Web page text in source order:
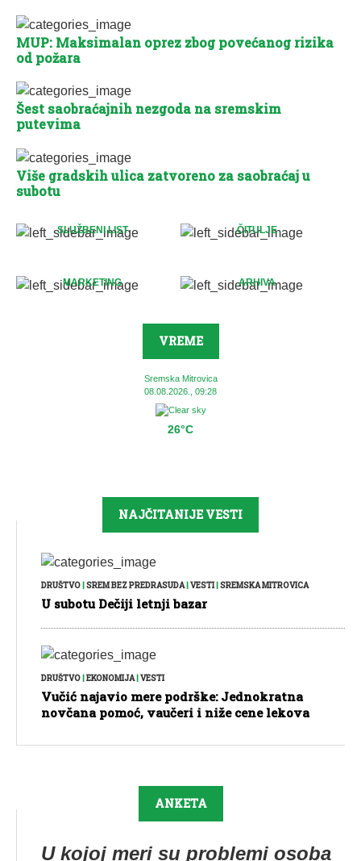
SLUŽBENI LIST ČITULJE
MARKETING ARHIVA
VREME
Sremska Mitrovica
08.08.2026., 09:28
26°C
MUP: Maksimalan oprez zbog povećanog rizika
od požara
Šest saobraćajnih nezgoda na sremskim
putevima
Više gradskih ulica zatvoreno za saobraćaj u
subotu
NAJČITANIJE VESTI
DRUŠTVO SREM BEZ PREDRASUDA| VESTI| SREMSKA MITROVICA
U subotu Dečiji letnji bazar
DRUŠTVO EKONOMIJA| VESTI
Vučić najavio mere podrške: Jednokratna
novčana pomoć, vaučeri i niže cene lekova
ANKETA
U kojoj meri su problemi osoba